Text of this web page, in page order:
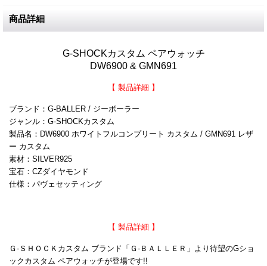
商品詳細
G-SHOCKカスタム ペアウォッチ
DW6900 & GMN691
【 製品詳細 】
ブランド：G-BALLER / ジーボーラー
ジャンル：G-SHOCKカスタム
製品名：DW6900 ホワイトフルコンプリート カスタム / GMN691 レザ
ー カスタム
素材：SILVER925
宝石：CZダイヤモンド
仕様：パヴェセッティング
【 製品詳細 】
Ｇ-ＳＨＯＣＫカスタム ブランド「Ｇ-ＢＡＬＬＥＲ」より待望のGショ
ックカスタム ペアウォッチが登場です!!